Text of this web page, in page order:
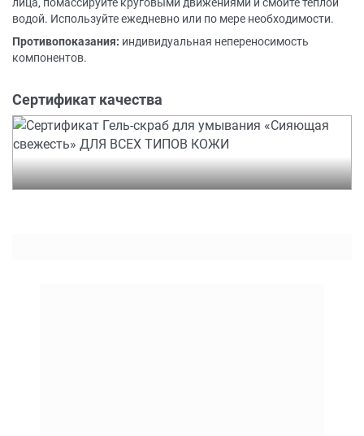
лица, помассируйте круговыми движениями и смойте тёплой
водой. Используйте ежедневно или по мере необходимости.
Противопоказания: индивидуальная непереносимость
компонентов.
Сертификат качества